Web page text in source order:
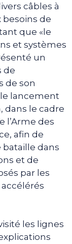
câbles à
de
que «le
et systèmes
un
de
de son
lancement
dans le cadre
des
afin de
bataille dans
et de
par les
les lignes